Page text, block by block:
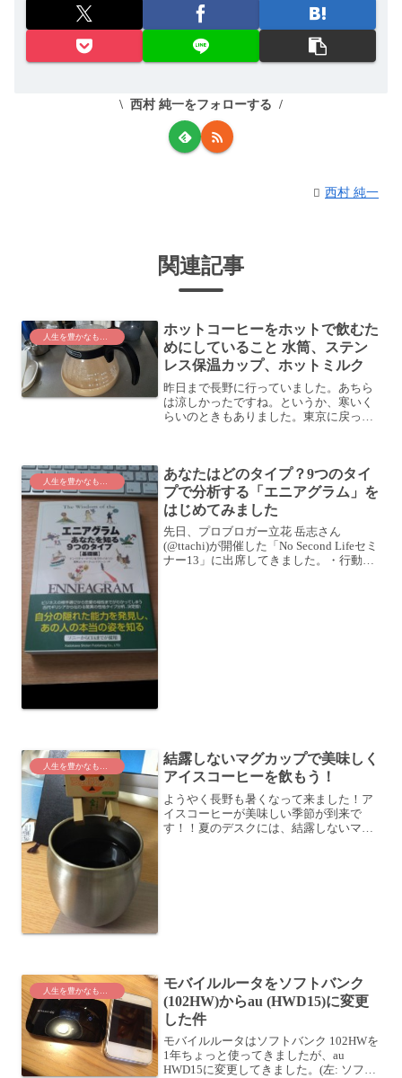
西村 純一をフォローする
西村 純一
関連記事
人生を豊かなものに
ホットコーヒーをホットで飲むた
めにしていること 水筒、ステン
レス保温カップ、ホットミルク
昨日まで長野に行っていました。あちら
は涼しかったですね。というか、寒いく
らいのときもありました。東京に戻って
うどアイスコーヒーの粉が...
人生を豊かなものに
あなたはどのタイプ？9つのタイ
プで分析する「エニアグラム」を
はじめてみました
先日、プロブロガー立花 岳志さん
(@ttachi)が開催した「No Second Lifeセミ
ナー13」に出席してきました。・行動を
人生を豊かなものに
結露しないマグカップで美味しく
アイスコーヒーを飲もう！
ようやく長野も暑くなって来ました！ア
イスコーヒーが美味しい季節が到来で
す！！夏のデスクには、結露しないマグ
人生を豊かなものに
モバイルルータをソフトバンク
(102HW)からau (HWD15)に変更
した件
モバイルルータはソフトバンク 102HWを
1年ちょっと使ってきましたが、au
HWD15に変更してきました。(左: ソフト